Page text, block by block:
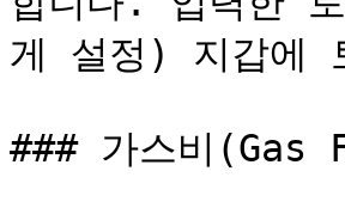
게 설정) 지갑에
### 가스비(Gas